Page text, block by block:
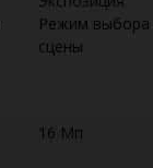
Режим выбора
сцены
16 Мп